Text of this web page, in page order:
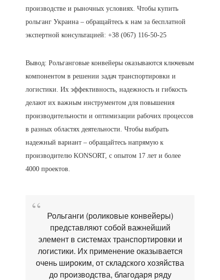
производстве и рыночных условиях. Чтобы купить
рольганг Украина – обращайтесь к нам за бесплатной
экспертной консультацией: +38 (067) 116-50-25
Вывод: Рольганговые конвейеры оказываются ключевым
компонентом в решении задач транспортировки и
логистики. Их эффективность, надежность и гибкость
делают их важным инструментом для повышения
производительности и оптимизации рабочих процессов
в разных областях деятельности. Чтобы выбрать
надежный вариант – обращайтесь напрямую к
производителю KONSORT, с опытом 17 лет и более
4000 проектов.
Рольганги (роликовые конвейеры)
представляют собой важнейший
элемент в системах транспортировки и
логистики. Их применение оказывается
очень широким, от складского хозяйства
до производства, благодаря ряду